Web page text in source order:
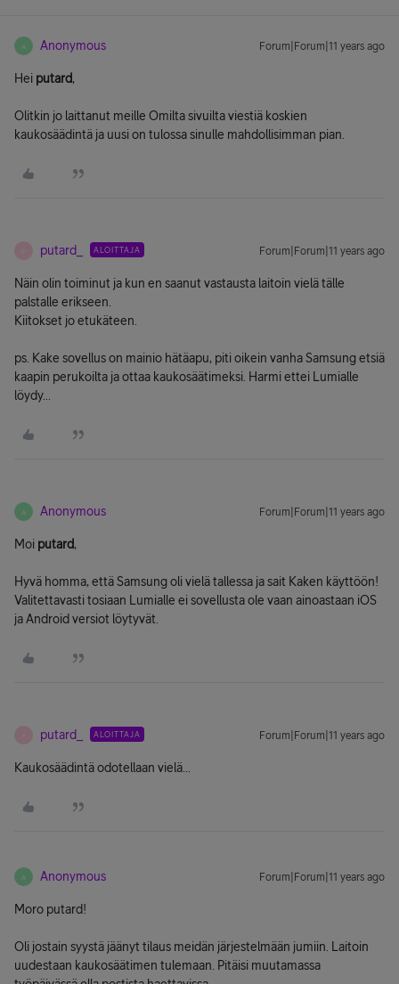
A Anonymous Forum|Forum|11 years ago
Hei putard,
Olitkin jo laittanut meille Omilta sivuilta viestiä koskien
kaukosäädintä ja uusi on tulossa sinulle mahdollisimman pian.
putard_ ALOITTAJA Forum|Forum|11 years ago
Näin olin toiminut ja kun en saanut vastausta laitoin vielä tälle
palstalle erikseen.
Kiitokset jo etukäteen.
ps. Kake sovellus on mainio hätäapu, piti oikein vanha Samsung etsiä
kaapin perukoilta ja ottaa kaukosäätimeksi. Harmi ettei Lumialle
löydy...
A Anonymous Forum|Forum|11 years ago
Moi putard,
Hyvä homma, että Samsung oli vielä tallessa ja sait Kaken käyttöön!
Valitettavasti tosiaan Lumialle ei sovellusta ole vaan ainoastaan iOS
ja Android versiot löytyvät.
putard_ ALOITTAJA Forum|Forum|11 years ago
Kaukosäädintä odotellaan vielä...
A Anonymous Forum|Forum|11 years ago
Moro putard!
Oli jostain syystä jäänyt tilaus meidän järjestelmään jumiin. Laitoin
uudestaan kaukosäätimen tulemaan. Pitäisi muutamassa